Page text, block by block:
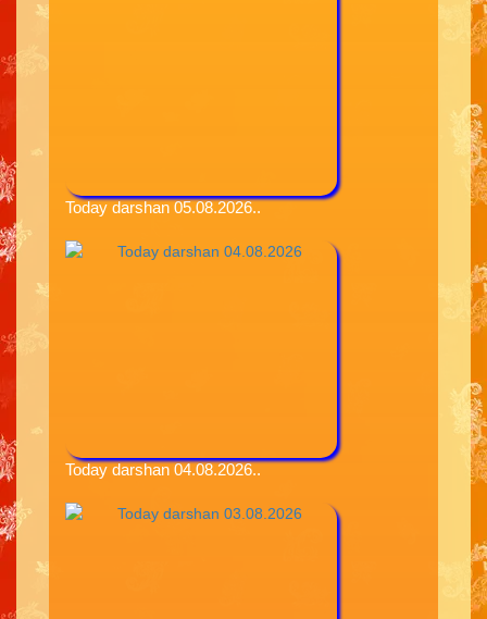
Today darshan 05.08.2026..
Today darshan 04.08.2026..